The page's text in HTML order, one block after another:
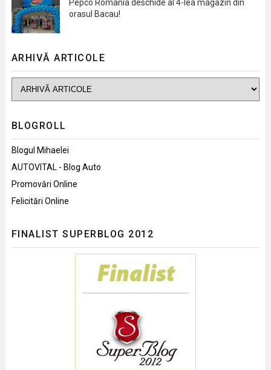
Pepco Romania deschide al 4-lea magazin din
orasul Bacau!
ARHIVĂ ARTICOLE
BLOGROLL
Blogul Mihaelei
AUTOVITAL - Blog Auto
Promovări Online
Felicitări Online
FINALIST SUPERBLOG 2012